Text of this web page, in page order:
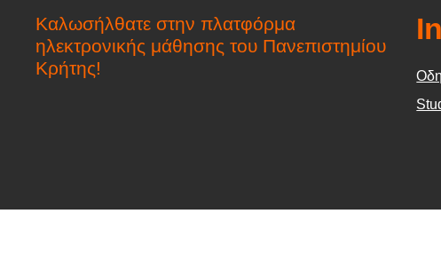
Καλωσήλθατε στην πλατφόρμα
ηλεκτρονικής μάθησης του Πανεπιστημίου
Κρήτης!